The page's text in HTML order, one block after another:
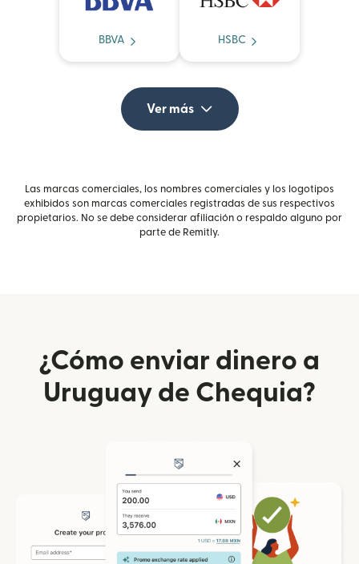
BBVA HSBC
Ver más
Las marcas comerciales, los nombres comerciales y los logotipos
exhibidos son marcas comerciales registradas de sus respectivos
propietarios. No se debe considerar afiliación o respaldo alguno por
parte de Remitly.
¿Cómo enviar dinero a
Uruguay de Chequia?